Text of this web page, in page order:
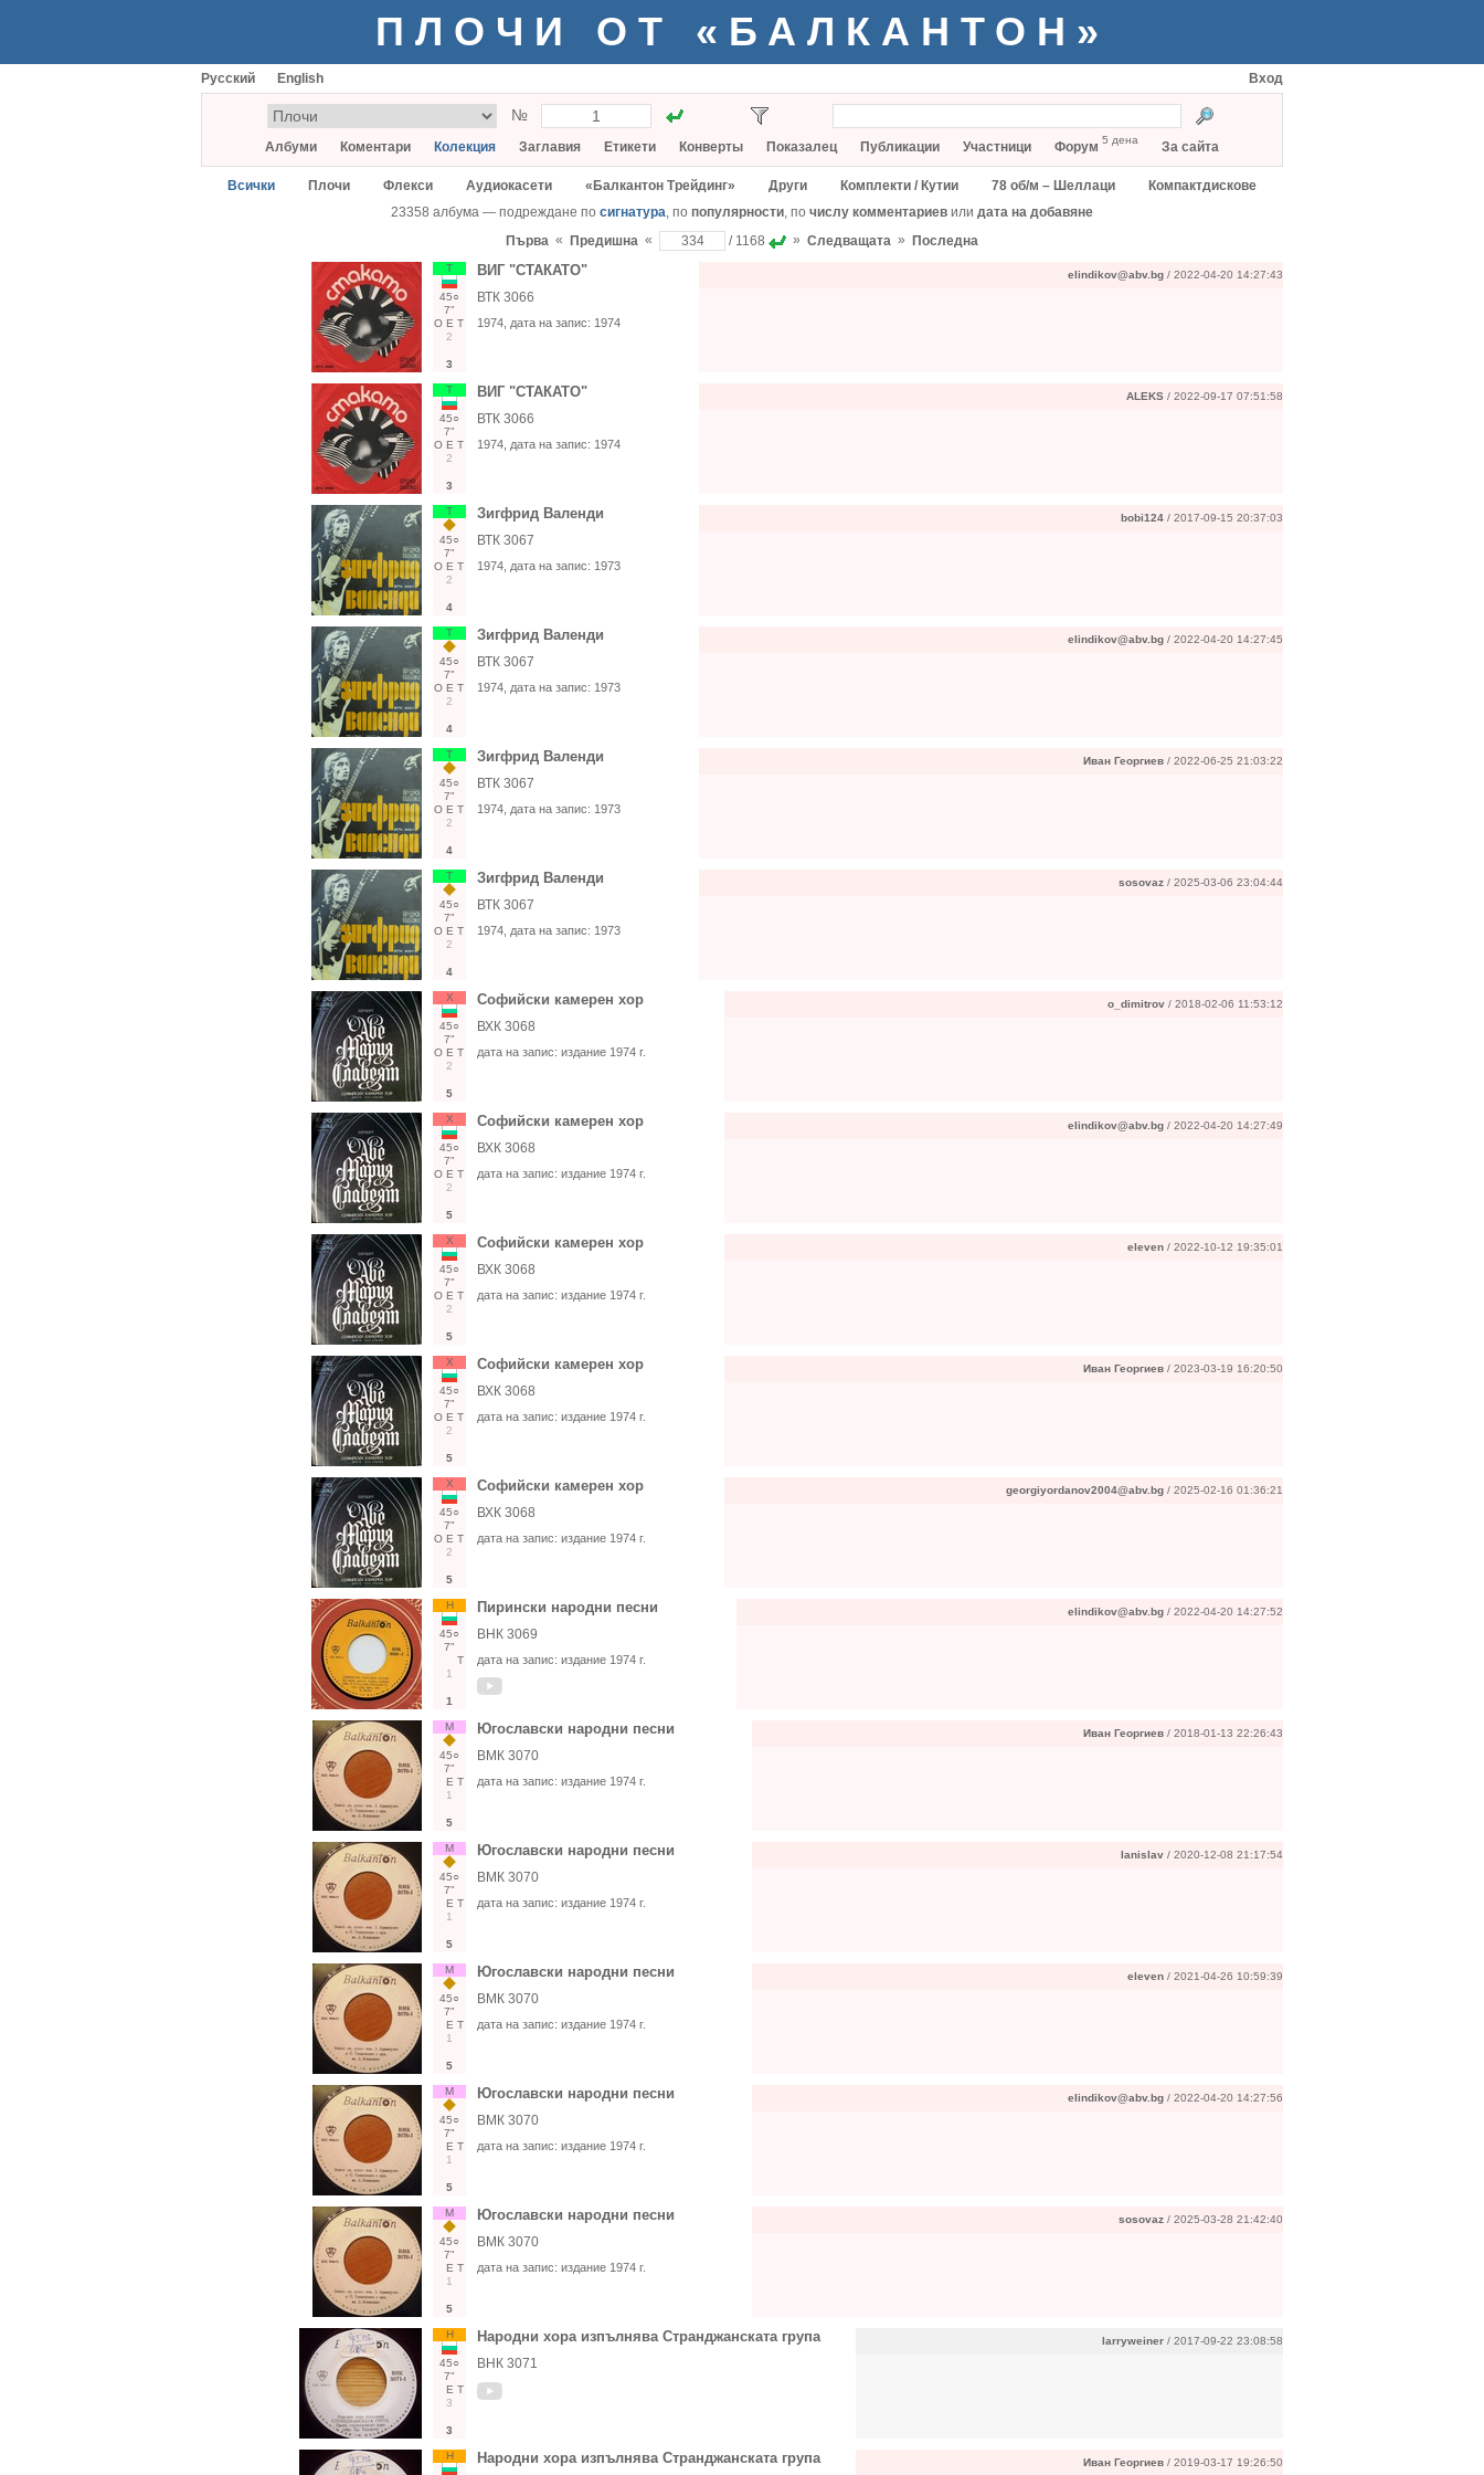
ПЛОЧИ ОТ «БАЛКАНТОН»
Русский English Вход
№
Албуми Коментари Колекция Заглавия Етикети Конверты Показалец Публикации Участници Форум 5 дена За сайта
Всички Плочи Флекси Аудиокасети «Балкантон Трейдинг» Други Комплекти / Кутии 78 об/м – Шеллаци
Компактдискове
23358 албума — подреждане по сигнатура, по популярности, по числу комментариев или дата на добавяне
Първа « Предишна « / 1168 » Следващата » Последна
Т
45○
7"
О Е Т
2
3
ВИГ "СТАКАТО"
ВТК 3066
1974 , дата на запис: 1974
elindikov@abv.bg / 2022-04-20 14:27:43
Т
45○
7"
О Е Т
2
3
ВИГ "СТАКАТО"
ВТК 3066
1974 , дата на запис: 1974
ALEKS / 2022-09-17 07:51:58
Т
45○
7"
О Е Т
2
4
Зигфрид Валенди
ВТК 3067
1974 , дата на запис: 1973
bobi124 / 2017-09-15 20:37:03
Т
45○
7"
О Е Т
2
4
Зигфрид Валенди
ВТК 3067
1974 , дата на запис: 1973
elindikov@abv.bg / 2022-04-20 14:27:45
Т
45○
7"
О Е Т
2
4
Зигфрид Валенди
ВТК 3067
1974 , дата на запис: 1973
Иван Георгиев / 2022-06-25 21:03:22
Т
45○
7"
О Е Т
2
4
Зигфрид Валенди
ВТК 3067
1974 , дата на запис: 1973
sosovaz / 2025-03-06 23:04:44
Х
45○
7"
О Е Т
2
5
Софийски камерен хор
ВХК 3068
дата на запис: издание 1974 г.
o_dimitrov / 2018-02-06 11:53:12
Х
45○
7"
О Е Т
2
5
Софийски камерен хор
ВХК 3068
дата на запис: издание 1974 г.
elindikov@abv.bg / 2022-04-20 14:27:49
Х
45○
7"
О Е Т
2
5
Софийски камерен хор
ВХК 3068
дата на запис: издание 1974 г.
eleven / 2022-10-12 19:35:01
Х
45○
7"
О Е Т
2
5
Софийски камерен хор
ВХК 3068
дата на запис: издание 1974 г.
Иван Георгиев / 2023-03-19 16:20:50
Х
45○
7"
О Е Т
2
5
Софийски камерен хор
ВХК 3068
дата на запис: издание 1974 г.
georgiyordanov2004@abv.bg / 2025-02-16 01:36:21
Н
45○
7"
Т
1
1
Пирински народни песни
ВНК 3069
дата на запис: издание 1974 г.
elindikov@abv.bg / 2022-04-20 14:27:52
М
45○
7"
Е Т
1
5
Югославски народни песни
ВМК 3070
дата на запис: издание 1974 г.
Иван Георгиев / 2018-01-13 22:26:43
М
45○
7"
Е Т
1
5
Югославски народни песни
ВМК 3070
дата на запис: издание 1974 г.
Ianislav / 2020-12-08 21:17:54
М
45○
7"
Е Т
1
5
Югославски народни песни
ВМК 3070
дата на запис: издание 1974 г.
eleven / 2021-04-26 10:59:39
М
45○
7"
Е Т
1
5
Югославски народни песни
ВМК 3070
дата на запис: издание 1974 г.
elindikov@abv.bg / 2022-04-20 14:27:56
М
45○
7"
Е Т
1
5
Югославски народни песни
ВМК 3070
дата на запис: издание 1974 г.
sosovaz / 2025-03-28 21:42:40
Н
45○
7"
Е Т
3
3
Народни хора изпълнява Странджанската група
ВНК 3071
larryweiner / 2017-09-22 23:08:58
Н Народни хора изпълнява Странджанската група Иван Георгиев / 2019-03-17 19:26:50